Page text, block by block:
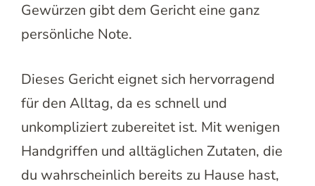
Gewürzen gibt dem Gericht eine ganz
persönliche Note.
Dieses Gericht eignet sich hervorragend
für den Alltag, da es schnell und
unkompliziert zubereitet ist. Mit wenigen
Handgriffen und alltäglichen Zutaten, die
du wahrscheinlich bereits zu Hause hast,